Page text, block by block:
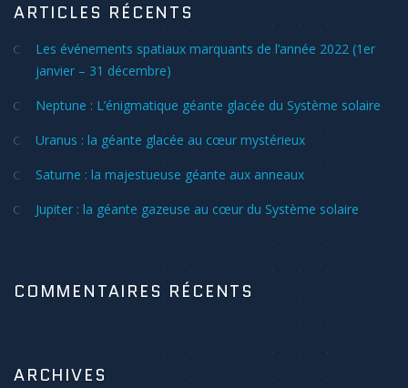
ARTICLES RÉCENTS
Les événements spatiaux marquants de l’année 2022 (1er
janvier – 31 décembre)
Neptune : L’énigmatique géante glacée du Système solaire
Uranus : la géante glacée au cœur mystérieux
Saturne : la majestueuse géante aux anneaux
Jupiter : la géante gazeuse au cœur du Système solaire
COMMENTAIRES RÉCENTS
ARCHIVES